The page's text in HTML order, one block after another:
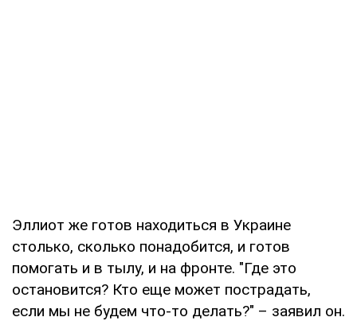
Эллиот же готов находиться в Украине
столько, сколько понадобится, и готов
помогать и в тылу, и на фронте. "Где это
остановится? Кто еще может пострадать,
если мы не будем что-то делать?" – заявил он.